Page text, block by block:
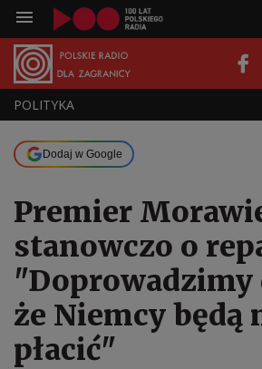
POLITYKA
Dodaj w Google
Premier
stanowczo o
"Doprowadzimy
że Niemcy będą
płacić"